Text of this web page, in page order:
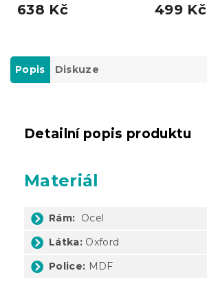
638 Kč 499 Kč
Popis Diskuze
Detailní popis produktu
Materiál
Rám: Ocel
Látka: Oxford
Police: MDF